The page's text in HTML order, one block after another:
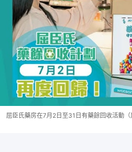
屈臣氏藥房在7月2日至31日有藥餘回收活動（